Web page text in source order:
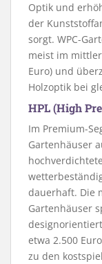
Optik und
der
sorgt. WPC-
meist im
Euro) und
Holzoptik bei
HPL (High
Im Premium-
Gartenhäuser
dauerhaft. Die
Gartenhäuser
etwa 2.500
zu den